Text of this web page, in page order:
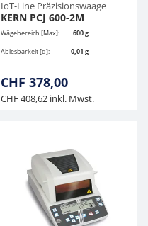
IoT-Line Präzisionswaage
KERN PCJ 600-2M
Wägebereich [Max]:
600 g
Ablesbarkeit [d]:
0,01 g
CHF 378,00
CHF 408,62 inkl. Mwst.